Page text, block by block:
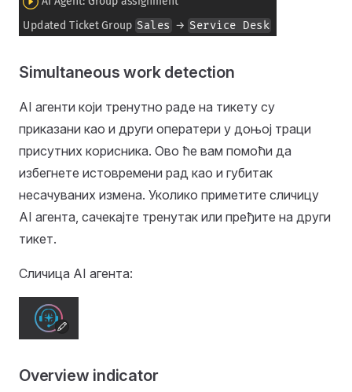
Simultaneous work detection
AI агенти који тренутно раде на тикету су
приказани као и други оператери у доњој траци
присутних корисника. Ово ће вам помоћи да
избегнете истовремени рад као и губитак
несачуваних измена. Уколико приметите сличицу
AI агента, сачекајте тренутак или пређите на други
тикет.
Сличица AI агента:
Overview indicator